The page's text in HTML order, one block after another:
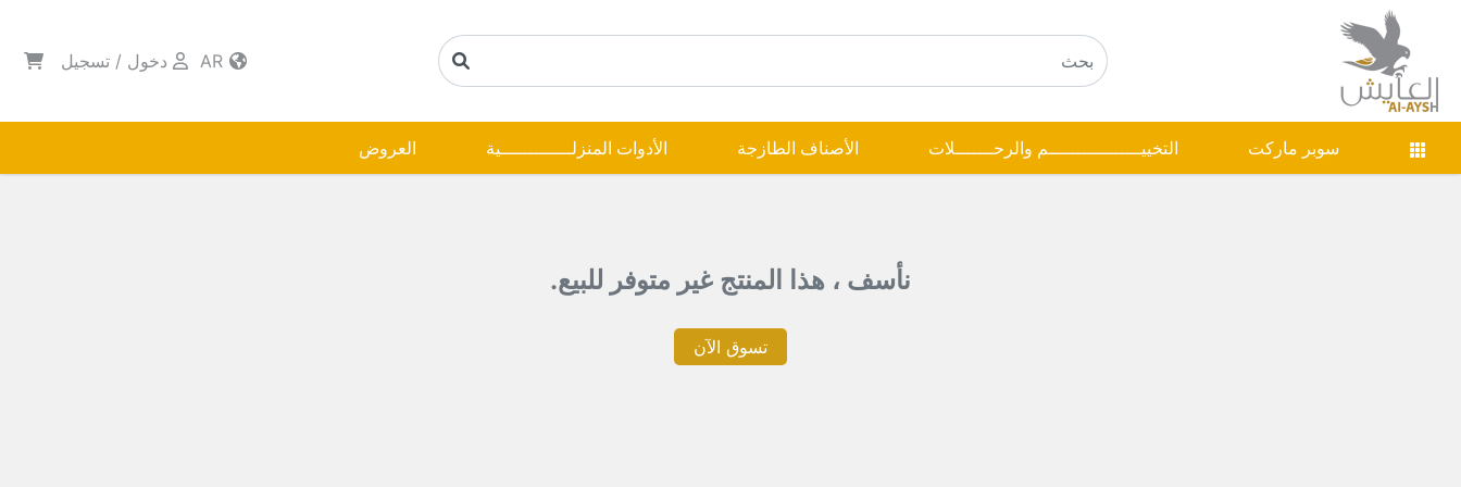
دخول / تسجيل
سوبر ماركت التخييـــــــــــــــــم والرحـــــــلات الأصناف الطازجة الأدوات المنزلـــــــــــــية العروض
نأسف ، هذا المنتج غير متوفر للبيع.
تسوق الآن